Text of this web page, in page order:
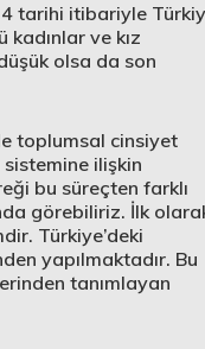
tarihi itibariyle
ve kız
olsa da son
toplumsal cinsiyet
sistemine ilişkin
bu süreçten farklı
görebiliriz. İlk
Türkiye’deki
yapılmaktadır. Bu
tanımlayan